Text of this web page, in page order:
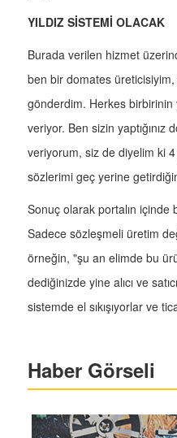
YILDIZ SİSTEMİ OLACAK
Burada verilen hizmet
ben bir domates
gönderdim. Herkes birbirinin
veriyor. Ben sizin yaptığınız
veriyorum, siz de diyelim ki 4
sözlerimi geç yerine
Sonuç olarak portalın içinde
Sadece sözleşmeli üretim
örneğin, "şu an elimde bu
dediğinizde yine alıcı ve
sistemde el sıkışıyorlar ve
Haber Görseli